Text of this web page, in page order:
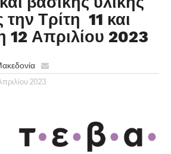
Τρίτη 11 και
12 Απριλίου 2023
2023